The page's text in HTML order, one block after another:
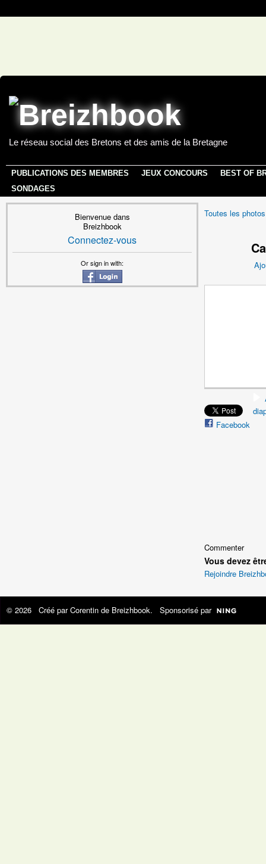
Le réseau social des Bretons et des amis de la Bretagne
PUBLICATIONS DES MEMBRES JEUX CONCOURS
BEST OF
SONDAGES
Bienvenue dans
Breizhbook
Connectez-vous
Or sign in with:
Toutes les photos
Facebook
Commenter
Vous devez
Rejoindre
© 2026 Créé parCorentin de Breizhbook. Sponsorisé par